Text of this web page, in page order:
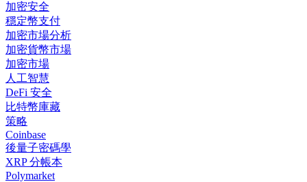
加密安全
穩定幣支付
加密市場分析
加密貨幣市場
加密市場
人工智慧
DeFi 安全
比特幣庫藏
策略
Coinbase
後量子密碼學
XRP 分帳本
Polymarket